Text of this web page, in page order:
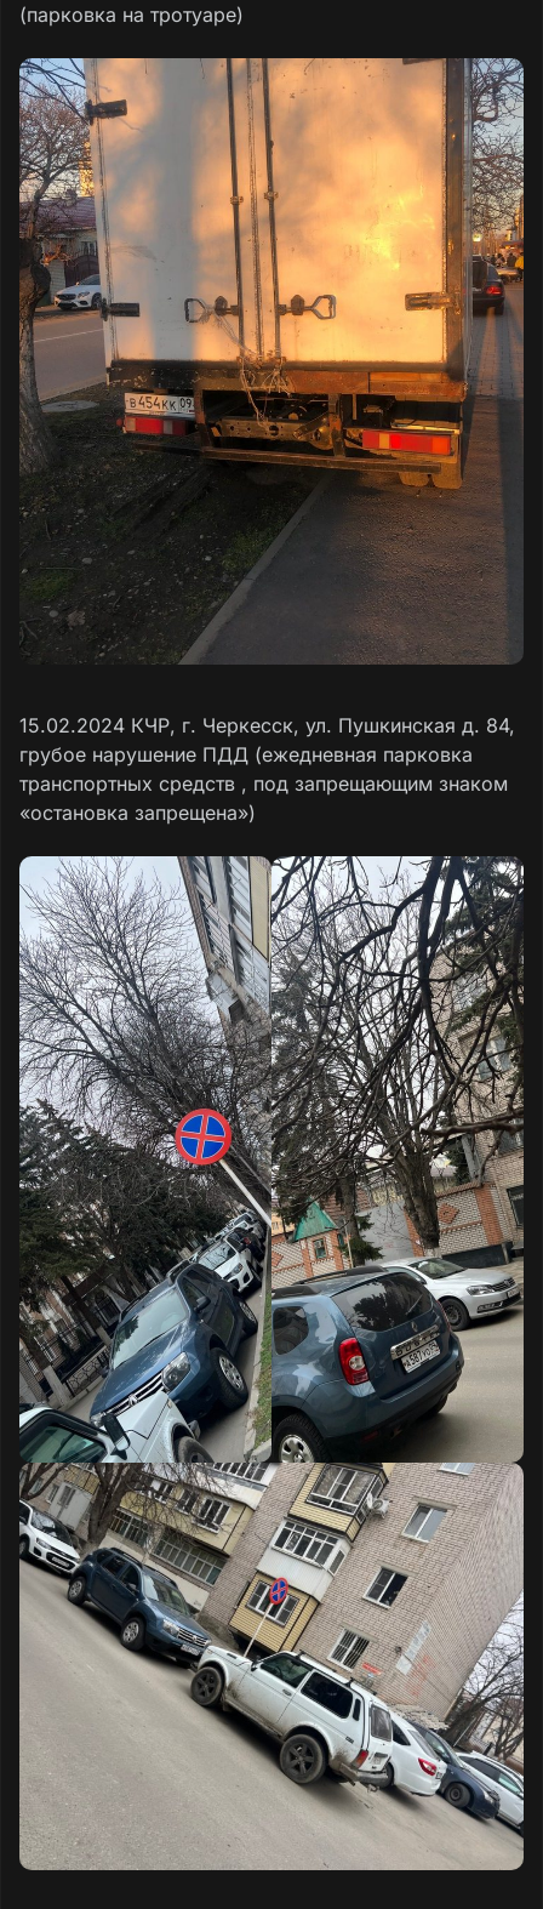
(парковка на тротуаре)
15.02.2024 КЧР, г. Черкесск, ул. Пушкинская д. 84,
грубое нарушение ПДД (ежедневная парковка
транспортных средств , под запрещающим знаком
«остановка запрещена»)